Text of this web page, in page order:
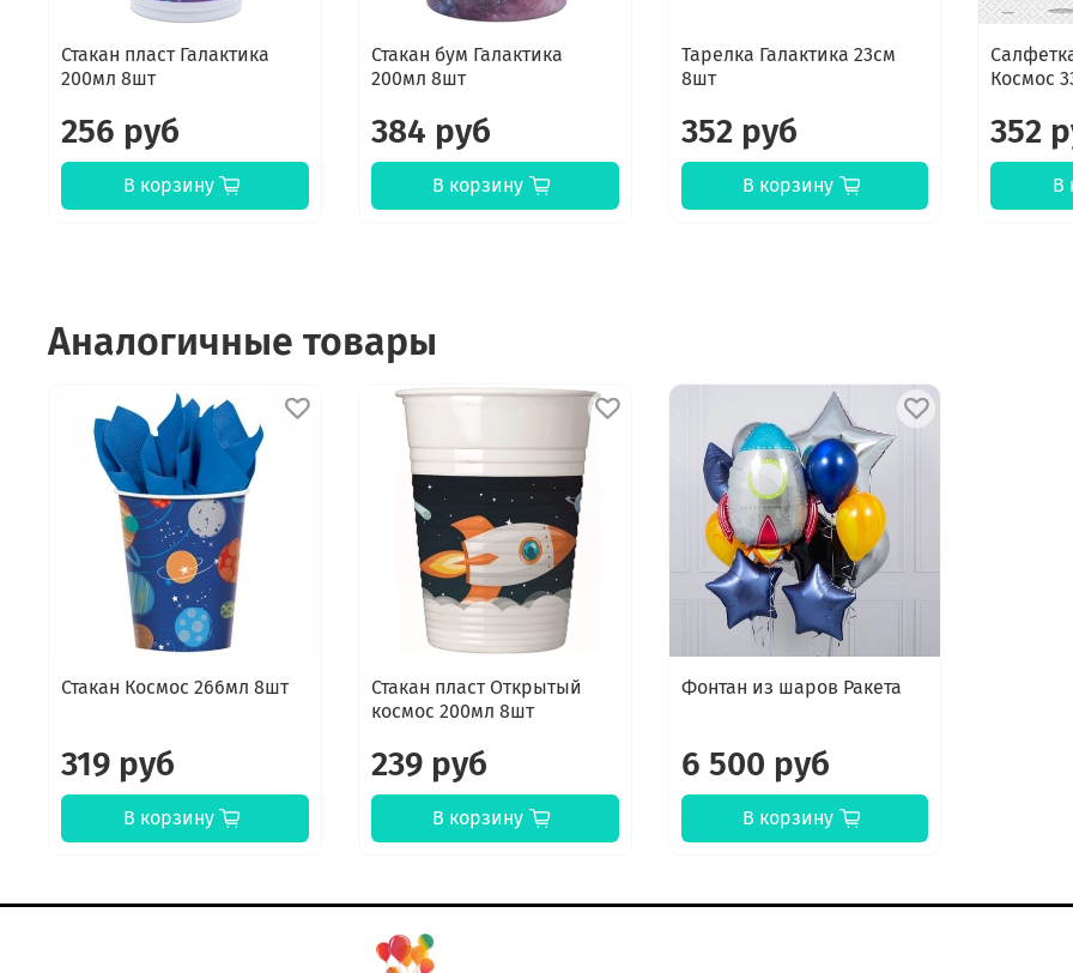
Стакан пласт Галактика
200мл 8шт
256 руб
В корзину
Стакан бум Галактика
200мл 8шт
384 руб
В корзину
Тарелка Галактика 23см
8шт
352 руб
В корзину
Космос
352
В
Аналогичные товары
Стакан Космос 266мл 8шт
319 руб
В корзину
Стакан пласт Открытый
космос 200мл 8шт
239 руб
В корзину
Фонтан из шаров Ракета
6 500 руб
В корзину